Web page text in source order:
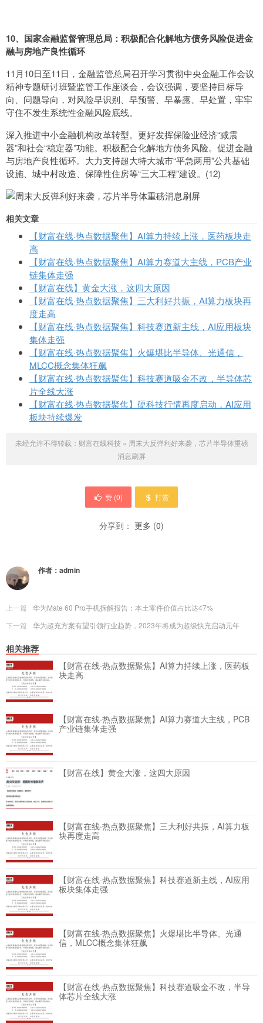
10、国家金融监督管理总局：积极配合化解地方债务风险促进金
融与房地产良性循环
11月10日至11日，金融监管总局召开学习贯彻中央金融工作会议
精神专题研讨班暨监管工作座谈会，会议强调，要坚持目标导
向、问题导向，对风险早识别、早预警、早暴露、早处置，牢牢
守住不发生系统性金融风险底线。
深入推进中小金融机构改革转型。更好发挥保险业经济“减震
器”和社会“稳定器”功能。积极配合化解地方债务风险。促进金融
与房地产良性循环。大力支持超大特大城市“平急两用”公共基础
设施、城中村改造、保障性住房等“三大工程”建设。(12)
相关文章
【财富在线·热点数据聚焦】AI算力持续上涨，医药板块走
高
【财富在线·热点数据聚焦】AI算力赛道大主线，PCB产业
链集体走强
【财富在线】黄金大涨，这四大原因
【财富在线·热点数据聚焦】三大利好共振，AI算力板块再
度走高
【财富在线·热点数据聚焦】科技赛道新主线，AI应用板块
集体走强
【财富在线·热点数据聚焦】火爆堪比半导体、光通信，
MLCC概念集体狂飙
【财富在线·热点数据聚焦】科技赛道吸金不改，半导体芯
片全线大涨
【财富在线·热点数据聚焦】硬科技行情再度启动，AI应用
板块持续爆发
未经允许不得转载： 财富在线科技 » 周末大反弹利好来袭，芯片半导体重磅
消息刷屏
赞 (0) 打赏
分享到： 更多 (0)
作者： admin
上一篇
华为Mate 60 Pro手机拆解报告：本土零件价值占比达47%
下一篇
华为超充方案有望引领行业趋势，2023年将成为超级快充启动元年
相关推荐
【财富在线·热点数据聚焦】AI算力持续上涨，医药板
块走高
【财富在线·热点数据聚焦】AI算力赛道大主线，PCB
产业链集体走强
【财富在线】黄金大涨，这四大原因
【财富在线·热点数据聚焦】三大利好共振，AI算力板
块再度走高
【财富在线·热点数据聚焦】科技赛道新主线，AI应用
板块集体走强
【财富在线·热点数据聚焦】火爆堪比半导体、光通
信，MLCC概念集体狂飙
【财富在线·热点数据聚焦】科技赛道吸金不改，半导
体芯片全线大涨